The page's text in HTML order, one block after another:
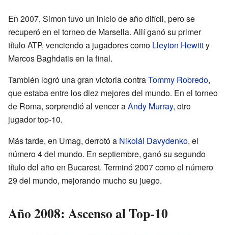
En 2007, Simon tuvo un inicio de año difícil, pero se
recuperó en el torneo de Marsella. Allí ganó su primer
título ATP, venciendo a jugadores como Lleyton Hewitty
Marcos Baghdatis en la final.
También logró una gran victoria contraTommy Robredo,
que estaba entre los diez mejores del mundo. En el torneo
de Roma, sorprendió al vencer aAndy Murray, otro
jugador top-10.
Más tarde, en Umag, derrotó a Nikolái Davydenko, el
número 4 del mundo. En septiembre, ganó su segundo
título del año en Bucarest. Terminó 2007 como el número
29 del mundo, mejorando mucho su juego.
Año 2008: Ascenso al Top-10